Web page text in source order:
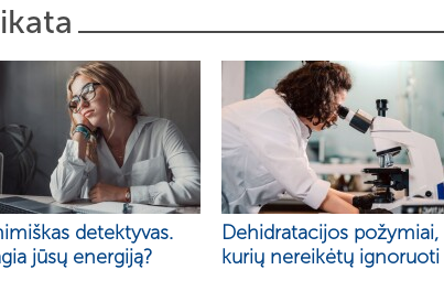
detektyvas.
jūsų energiją?
Dehidratacijos požymiai,
kurių nereikėtų ignoruoti